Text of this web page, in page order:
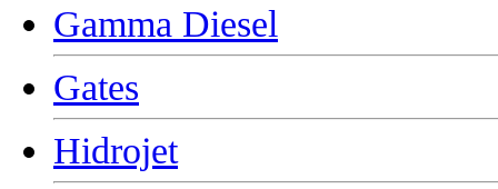
Gamma Diesel
Gates
Hidrojet